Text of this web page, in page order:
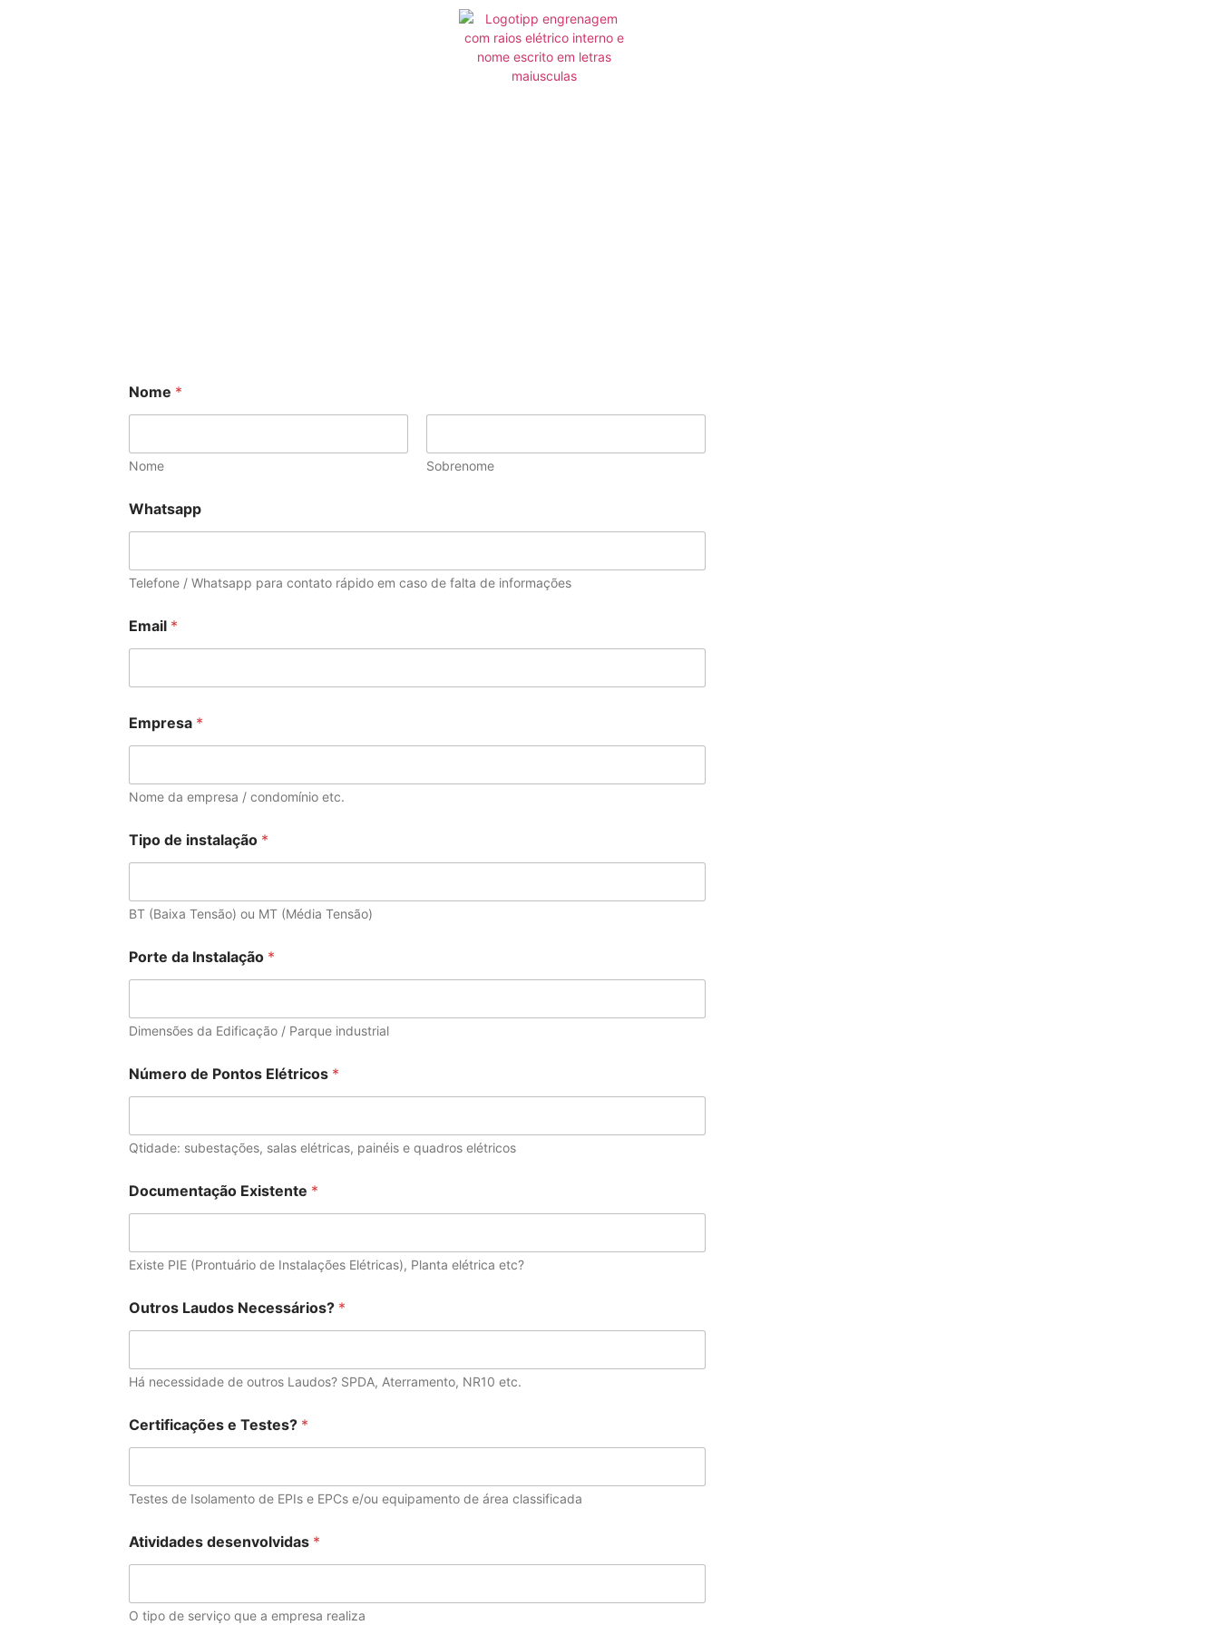
Nome *
Nome Sobrenome
Whatsapp
Telefone / Whatsapp para contato rápido em caso de falta de informações
Email *
Empresa *
Nome da empresa / condomínio etc.
Tipo de instalação *
BT (Baixa Tensão) ou MT (Média Tensão)
Porte da Instalação *
Dimensões da Edificação / Parque industrial
Número de Pontos Elétricos *
Qtidade: subestações, salas elétricas, painéis e quadros elétricos
Documentação Existente *
Existe PIE (Prontuário de Instalações Elétricas), Planta elétrica etc?
Outros Laudos Necessários? *
Há necessidade de outros Laudos? SPDA, Aterramento, NR10 etc.
Certificações e Testes? *
Testes de Isolamento de EPIs e EPCs e/ou equipamento de área classificada
Atividades desenvolvidas *
O tipo de serviço que a empresa realiza